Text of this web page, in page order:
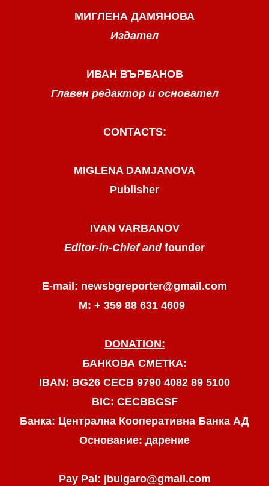
МИГЛЕНА ДАМЯНОВА
Издател
ИВАН ВЪРБАНОВ
Главен редактор и основател
CONTACTS:
MIGLENA DAMJANOVA
Publisher
IVAN VARBANOV
Editor-in-Chief and founder
E-mail: newsbgreporter@gmail.com
М: + 359 88 631 4609
DONATION:
БАНКОВА СМЕТКА:
IBAN: BG26 CECB 9790 4082 89 5100
BIC: CECBBGSF
Банка: Централна Кооперативна Банка АД
Основание: дарение
Pay Pal: jbulgaro@gmail.com